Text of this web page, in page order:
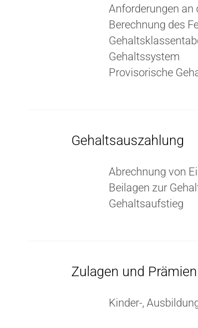
Anforderungen an
Berechnung des
Gehaltssystem
Provisorische
Gehaltsauszahlung
Abrechnung von
Beilagen zur
Gehaltsaufstieg
Zulagen und Prämien
Kinder-,